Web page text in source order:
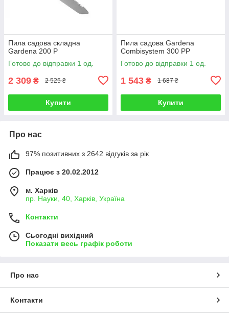
Пила садова складна
Gardena 200 Р
Готово до відправки 1 од.
2 309 ₴ 2 525 ₴
Купити
Пила садова Gardena
Combisystem 300 PP
Готово до відправки 1 од.
1 543 ₴ 1 687 ₴
Купити
Про нас
97% позитивних з 2642 відгуків за рік
Працює з 20.02.2012
м. Харків
пр. Науки, 40, Харків, Україна
Контакти
Сьогодні вихідний
Показати весь графік роботи
Про нас
Контакти